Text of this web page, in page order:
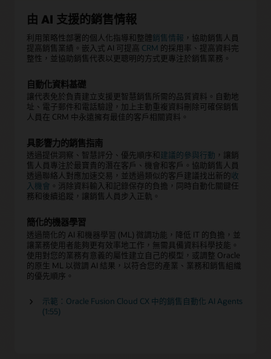
由 AI 支援的銷售情報
利用策略性部署的個人化指導和整體銷售情報 ，協助銷售人員
提高銷售業績。嵌入式 AI 可提高 CRM 的採用率、提高資料完
整性，並協助銷售代表以更聰明的方式更專注於銷售業務。
自動化資料基礎
讓代表免於負責建立支援更智慧銷售所需的品質資料。自動地
址、電子郵件和電話驗證，加上主動重複資料刪除可確保銷售
人員在 CRM 中永遠擁有最佳的客戶相關資料。
具影響力的銷售指南
透過提供洞察、智慧評分、優先順序和建議的參與行動 ，讓銷
售人員專注於最寶貴的潛在客戶、機會和客戶。協助銷售人員
透過聯絡人對應加速交易，並透過類似的客戶建議找出新的收
入機會 。消除資料輸入和記錄保存的負擔，同時自動化關鍵任
務和後續追蹤，讓銷售人員步入正軌。
簡化的機器學習
透過簡化的 AI 和機器學習 (ML) 微調功能，降低 IT 的負擔，並
讓業務使用者能夠更有效率地工作，無需具備資料科學技能。
使用對您的業務有意義的屬性建立自己的模型，或調整 Oracle
的原生 ML 以微調 AI 結果，以符合您的產業、業務和銷售組織
的優先順序。
示範：Oracle Fusion Cloud CX 中的銷售自動化 AI Agents
(1:55)